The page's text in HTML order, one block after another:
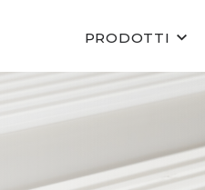
PRODOTTI